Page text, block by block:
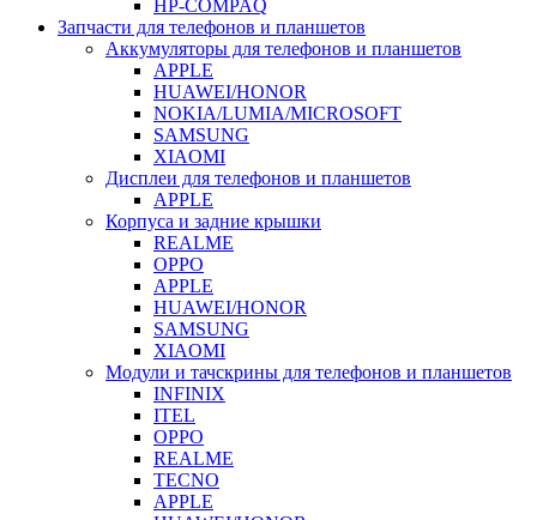
HP-COMPAQ
Запчасти для телефонов и планшетов
Аккумуляторы для телефонов и планшетов
APPLE
HUAWEI/HONOR
NOKIA/LUMIA/MICROSOFT
SAMSUNG
XIAOMI
Дисплеи для телефонов и планшетов
APPLE
Корпуса и задние крышки
REALME
OPPO
APPLE
HUAWEI/HONOR
SAMSUNG
XIAOMI
Модули и тачскрины для телефонов и планшетов
INFINIX
ITEL
OPPO
REALME
TECNO
APPLE